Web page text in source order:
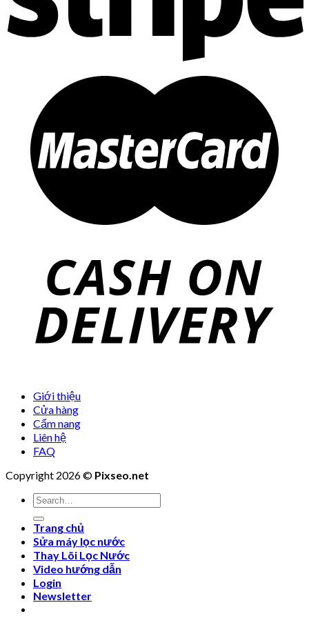
Giới thiệu
Cửa hàng
Cẩm nang
Liên hệ
FAQ
Copyright 2026 © Pixseo.net
Search
for:
Trang chủ
Sửa máy lọc nước
Thay Lõi Lọc Nước
Video hướng dẫn
Login
Newsletter